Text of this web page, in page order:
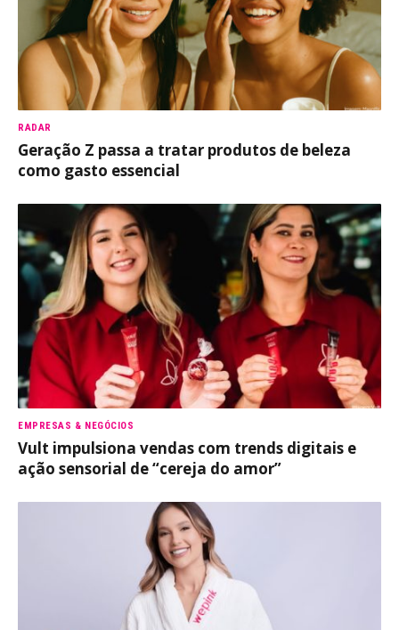
RADAR
Geração Z passa a tratar produtos de beleza
como gasto essencial
EMPRESAS & NEGÓCIOS
Vult impulsiona vendas com trends digitais e
ação sensorial de “cereja do amor”